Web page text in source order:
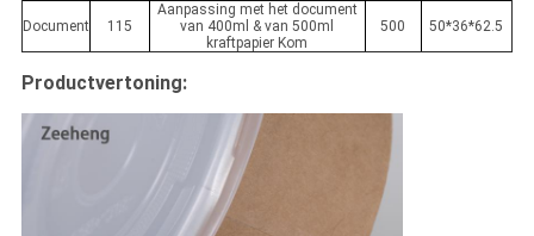
Document 115
Aanpassing met het document
van 400ml & van 500ml
kraftpapier Kom
500 50*36*62.5
Productvertoning: